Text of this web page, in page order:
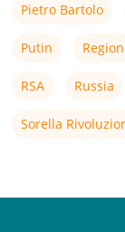
Pietro Bartolo
Putin
RSA Russia
Sorella